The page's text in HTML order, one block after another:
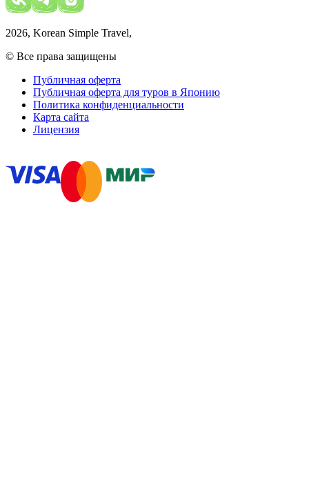
2026, Korean Simple Travel,
© Все права защищены
Публичная оферта
Публичная оферта для туров в Японию
Политика конфиденциальности
Карта сайта
Лицензия